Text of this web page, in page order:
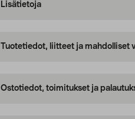
Lisätietoja
Tuotetiedot, liitteet ja mahdolliset
Ostotiedot, toimitukset ja